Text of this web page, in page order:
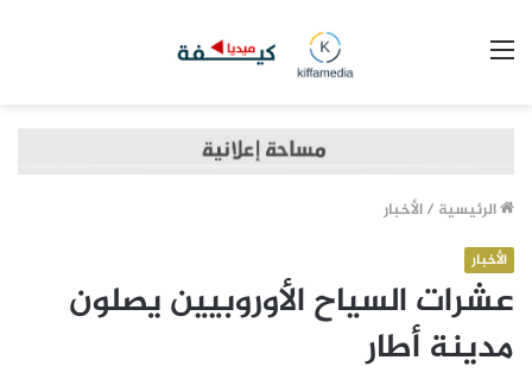
الرئيسية /الأخبار
الأخبار
عشرات السياح الأوروبيين يصلون
مدينة أطار